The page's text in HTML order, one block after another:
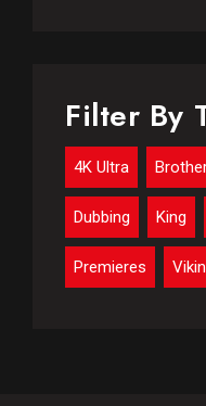
Filter By
4K Ultra
Dubbing King
Premieres